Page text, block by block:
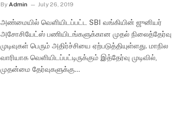
By Admin July 26, 2019
அண்மையில் வெளியிடப்பட்ட SBI வங்கியின் ஜுனியர்
அசோசியேட்ஸ் பணியிடங்களுக்கான முதல் நிலைத்தேர்வு
முடிவுகள் பெரும் அதிர்ச்சியை ஏற்படுத்தியுள்ளது. மாநில
வாரியாக வெளியிடப்பட்டிருக்கும் இத்தேர்வு முடிவில்,
முதன்மை தேர்வுகளுக்கு…